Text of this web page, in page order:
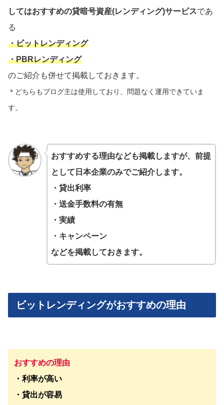
してはおすすめの貸暗号資産(レンディング)サービスであ
る
・ビットレンディング
・PBRレンディング
のご紹介も併せて掲載しておきます。
＊どちらもブログ主は使用しており、問題なく運用できていま
す。
おすすめする理由なども掲載しますが、前提
として日本企業のみでご紹介します。
・貸出利率
・送金手数料の有無
・実績
・キャンペーン
などを掲載しておきます。
ビットレンディングがおすすめの理由
おすすめの理由
・利率が高い
・貸出が容易